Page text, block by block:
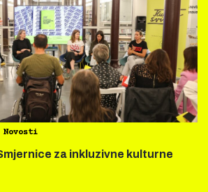
Novosti
za inkluzivne kulturne